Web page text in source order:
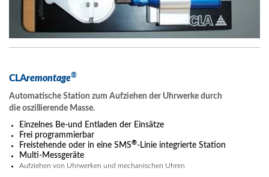
CLAremontage®
Automatische Station zum Aufziehen der Uhrwerke durch
die oszillierende Masse.
Einzelnes Be-und Entladen der Einsätze
Frei programmierbar
Freistehende oder in eine SMS®-Linie integrierte Station
Multi-Messgeräte
Aufziehen von Uhrwerken und mechanischen Uhren